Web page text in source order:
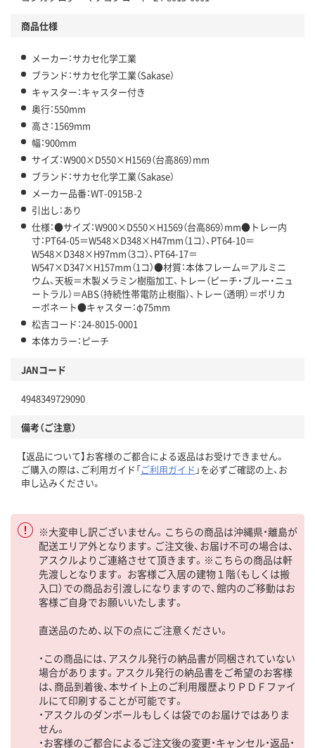
商品仕様
メーカー：サカセ化学工業
ブランド：サカセ化学工業（Sakase）
キャスター：キャスター付き
奥行：550mm
高さ：1569mm
幅：900mm
サイズ：W900×D550×H1569（台高869）mm
ブランド：サカセ化学工業（Sakase）
メーカー品番：WT-0915B-2
引出し：あり
仕様：●サイズ：W900×D550×H1569（台高869）mm●トレー内
寸：PT64-05＝W548×D348×H47mm（1コ）、PT64-10＝
W548×D348×H97mm（3コ）、PT64-17＝
W547×D347×H157mm（1コ）●材質：本体フレーム＝アルミニ
ウム、天板＝木製メラミン樹脂加工、トレー（ピーチ・ブルー・ニュ
ートラル）＝ABS（持続性帯電防止樹脂）、トレー（透明）＝ポリカ
ーボネート●キャスター：φ75mm
松吉コード：24-8015-0001
本体カラー：ピーチ
JANコード
4948349729090
備考（ご注意）
【返品について】お客様のご都合による返品はお受けできません。
ご購入の際は、ご利用ガイド「ご利用ガイド 」を必ずご確認の上、お
申し込みください。
※大変申し訳ございません。こちらの商品は沖縄県・離島が
配送エリア外となります。ご注文後、お届け不可の場合は、
アスクルよりご連絡させて頂きます。※こちらの商品は軒
先渡しとなります。 お客様ご入居の建物１階（もしくは搬
入口）での商品お引渡しになりますので、館内のご移動はお
客様ご自身でお願いいたします。
直送品のため、以下の点にご注意ください。
・この商品には、アスクル発行の納品書が同梱されていない
場合があります。アスクル発行の納品書をご希望のお客様
は、商品到着後、本サイト上のご利用履歴よりＰＤＦファイ
ルにて印刷することが可能です。
・アスクルのダンボールもしくは袋でのお届けではありま
せん。
・お客様のご都合によるご注文後の変更・キャンセル・返品・